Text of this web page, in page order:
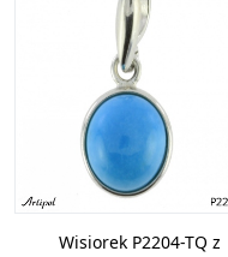
Wisiorek P2204-TQ z